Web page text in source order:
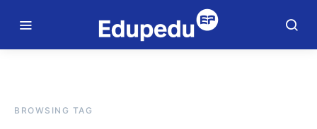
BROWSING TAG